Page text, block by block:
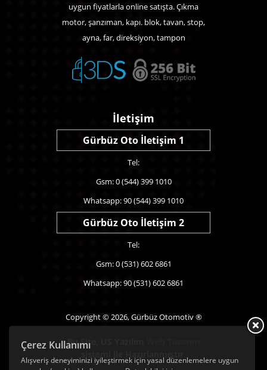
Çerez Kullanımı
Alışveriş deneyiminizi iyileştirmek için yasal düzenlemelere uygun
uygun fiyatlarla online satışta. Çıkma
motor, şanzıman, kapı. blok, tavan, stop,
ayna, far, direksiyon, tampon
İletişim
Gürbüz Oto İletişim 1
Tel:
Gsm: 0 (544) 399 1010
Whatsapp: 90 (544) 399 1010
Gürbüz Oto İletişim 2
Tel:
Gsm: 0 (531) 602 6861
Whatsapp: 90 (531) 602 6861
Copyright © 2026, Gürbüz Otomotiv ®
Bu Site,